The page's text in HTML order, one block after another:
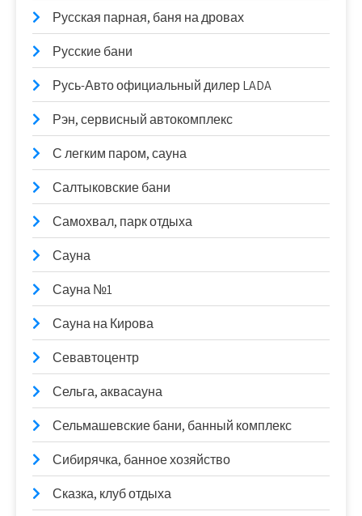
Русская парная, баня на дровах
Русские бани
Русь-Авто официальный дилер LADA
Рэн, сервисный автокомплекс
С легким паром, сауна
Салтыковские бани
Самохвал, парк отдыха
Сауна
Сауна №1
Сауна на Кирова
Севавтоцентр
Сельга, аквасауна
Сельмашевские бани, банный комплекс
Сибирячка, банное хозяйство
Сказка, клуб отдыха